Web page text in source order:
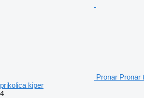
Pronar Pronar
prikolica kiper
4